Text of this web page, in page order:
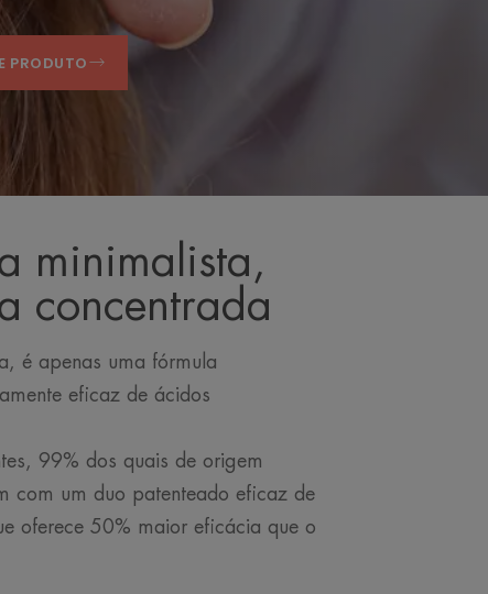
PRODUTO
minimalista,
concentrada
é apenas uma fórmula
eficaz de ácidos
99% dos quais de origem
com um duo patenteado eficaz de
oferece 50% maior eficácia que o